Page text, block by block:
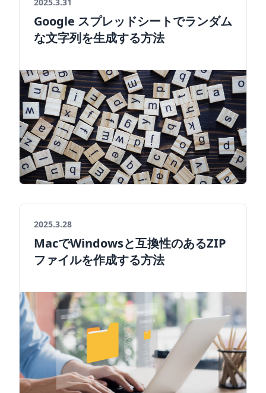
Google スプレッドシートでランダム
な文字列を生成する方法
2025.3.28
MacでWindowsと互換性のあるZIP
ファイルを作成する方法